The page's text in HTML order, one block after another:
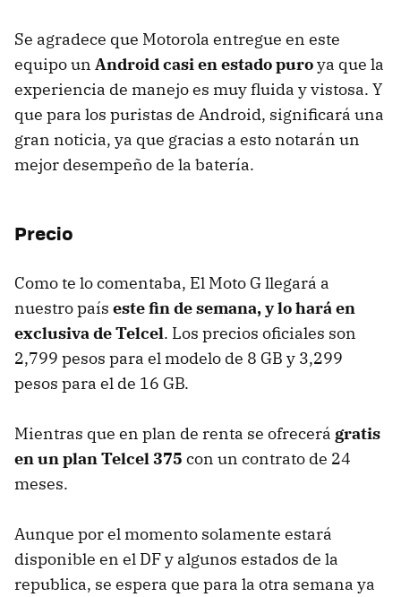
Se agradece que Motorola entregue en este
equipo un Android casi en estado puroya que la
experiencia de manejo es muy fluida y vistosa. Y
que para los puristas de Android, significará una
gran noticia, ya que gracias a esto notarán un
mejor desempeño de la batería.
Precio
Como te lo comentaba, El Moto G llegará a
nuestro país este fin de semana, y lo hará en
exclusiva de Telcel. Los precios oficiales son
2,799 pesos para el modelo de 8 GB y 3,299
pesos para el de 16 GB.
Mientras que en plan de renta se ofrecerá gratis
en un plan Telcel 375 con un contrato de 24
meses.
Aunque por el momento solamente estará
disponible en el DF y algunos estados de la
republica, se espera que para la otra semana ya